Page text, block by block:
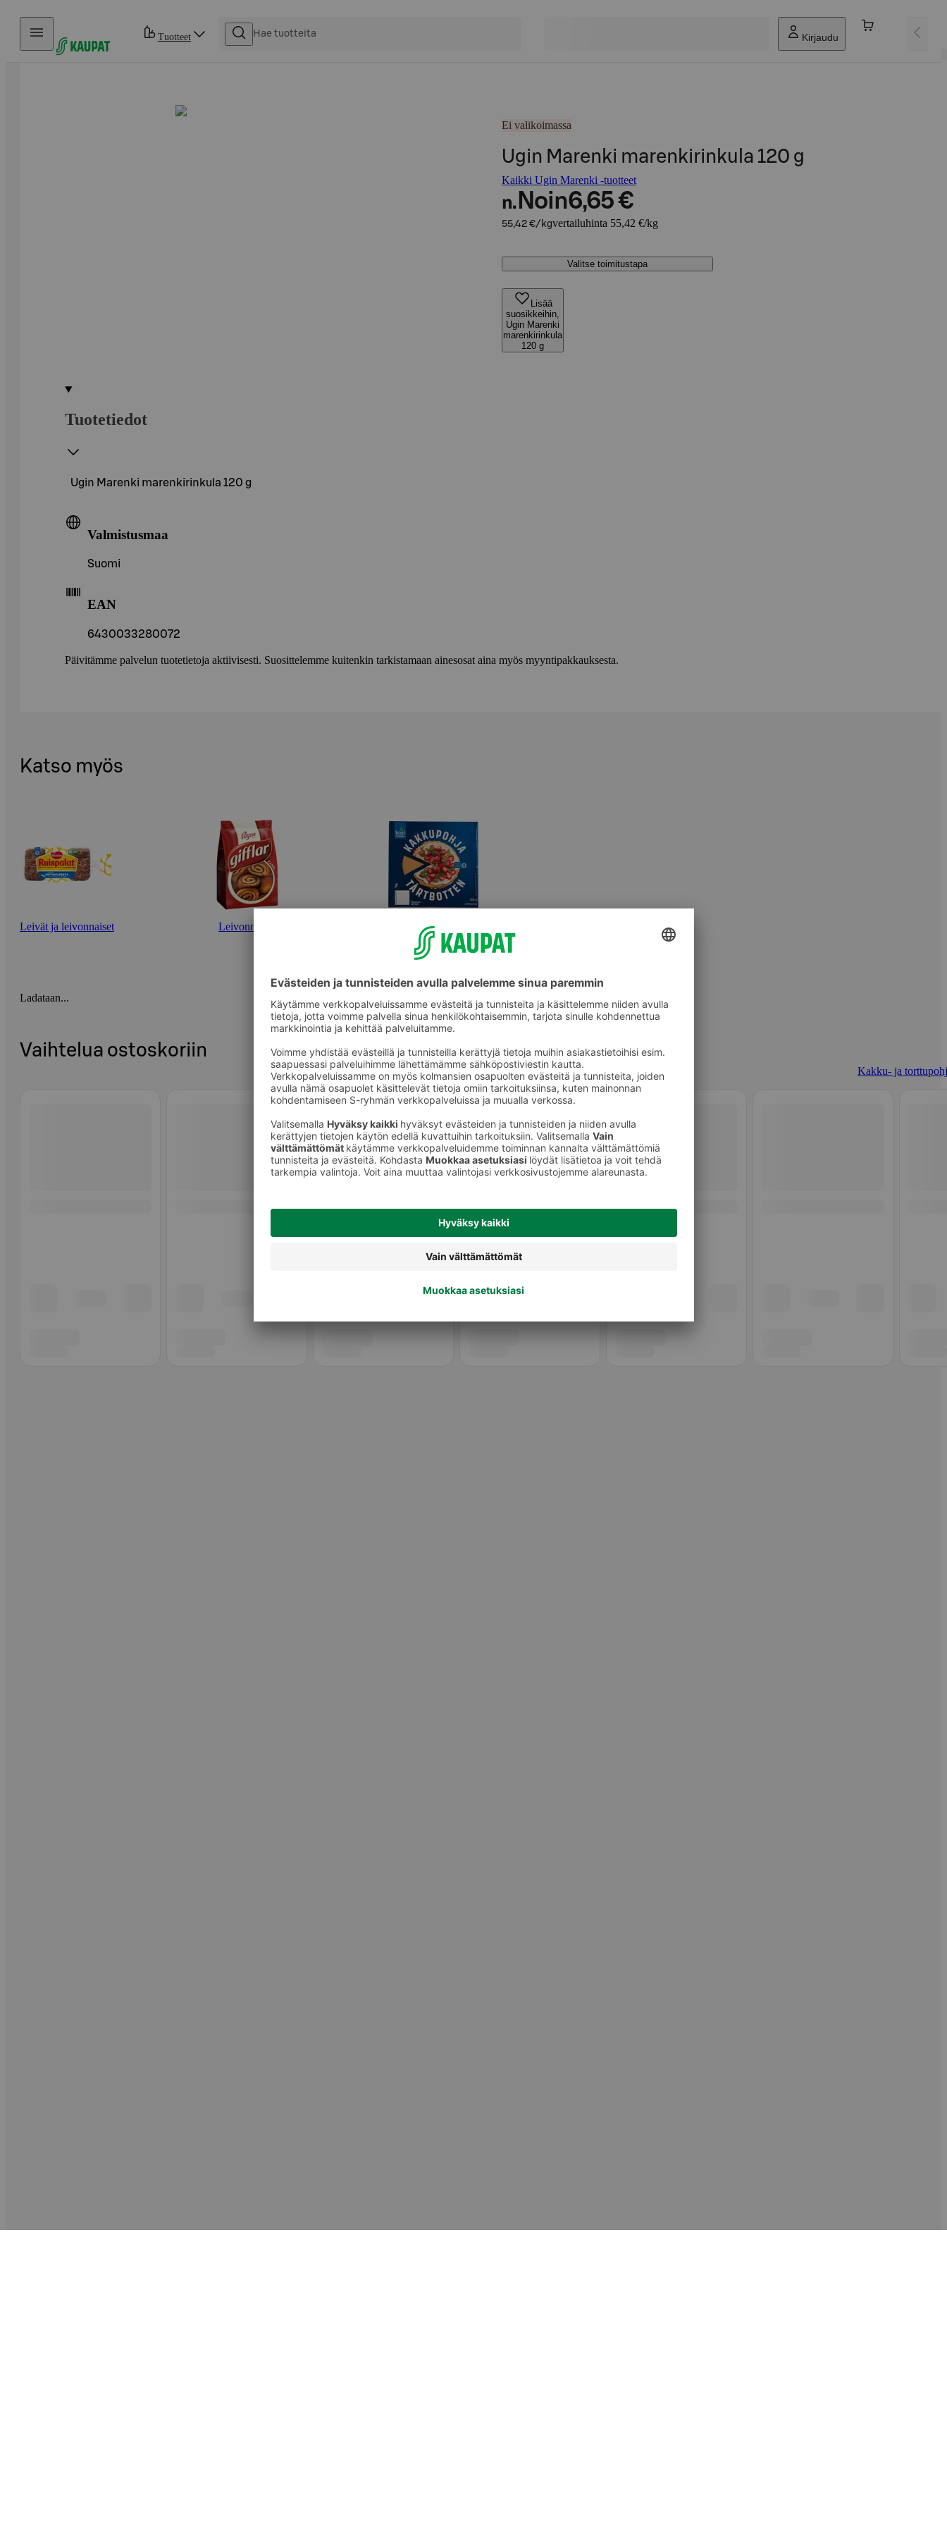
Hyppää sisältöön
Tuotteet Kirjaudu
Ei valikoimassa
Ugin Marenki marenkirinkula 120 g
Kaikki Ugin Marenki -tuotteet
n. Noin6,65 €
55,42 €/kgvertailuhinta 55,42 €/kg
Valitse toimitustapa
Lisää
suosikkeihin,
Ugin Marenki
marenkirinkula
120 g
Tuotetiedot
Ugin Marenki marenkirinkula 120 g
Valmistusmaa
Suomi
EAN
6430033280072
Päivitämme palvelun tuotetietoja aktiivisesti. Suosittelemme kuitenkin tarkistamaan ainesosat aina myös myyntipakkauksesta.
Katso myös
Leivät ja leivonnaiset Leivonnaiset Kakku- ja torttupohjat
Ladataan...
Vaihtelua ostoskoriin
Kakku- ja